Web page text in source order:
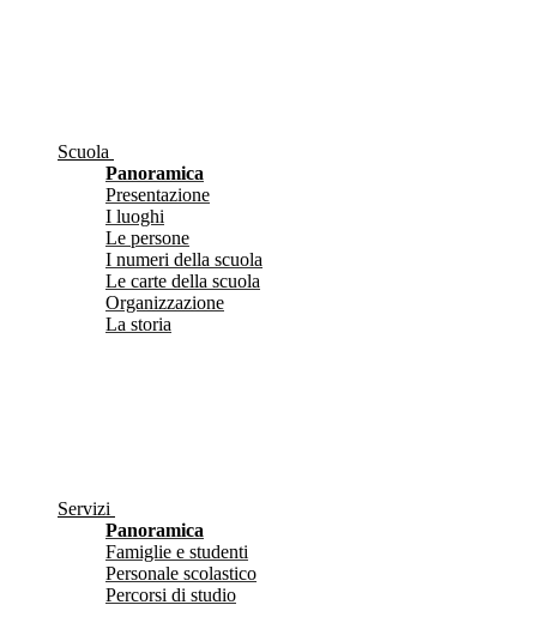
Scuola
Panoramica
Presentazione
I luoghi
Le persone
I numeri della scuola
Le carte della scuola
Organizzazione
La storia
Servizi
Panoramica
Famiglie e studenti
Personale scolastico
Percorsi di studio